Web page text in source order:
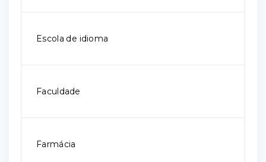
Escola de idioma
Faculdade
Farmácia